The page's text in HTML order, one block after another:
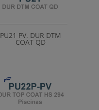
PU21 PV. DUR DTM
COAT QD